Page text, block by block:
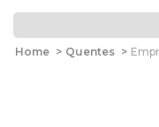
Home > Quentes >